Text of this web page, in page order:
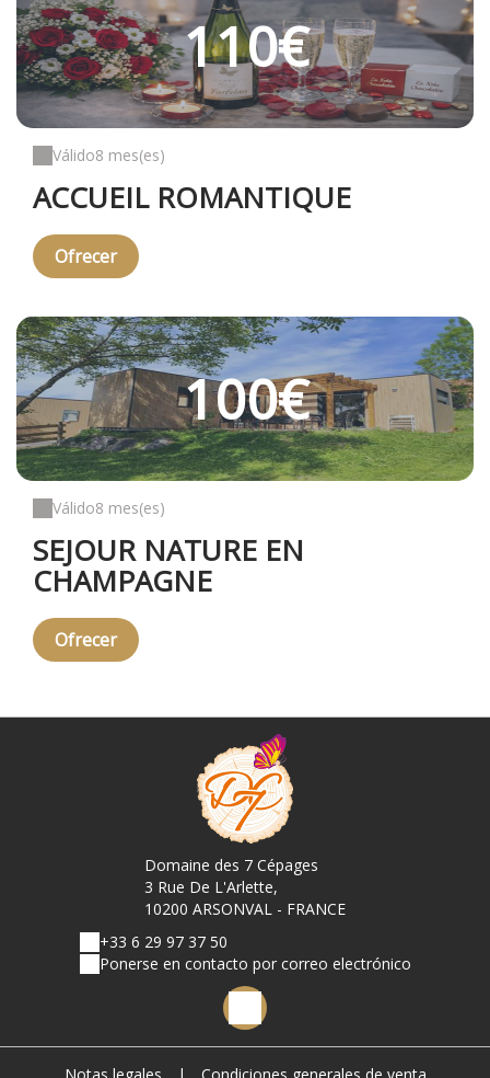
110€
Válido8 mes(es)
ACCUEIL ROMANTIQUE
Ofrecer
100€
Válido8 mes(es)
SEJOUR NATURE EN
CHAMPAGNE
Ofrecer
Domaine des 7 Cépages
3 Rue De L'Arlette,
10200 ARSONVAL - FRANCE
+33 6 29 97 37 50
Ponerse en contacto por correo electrónico